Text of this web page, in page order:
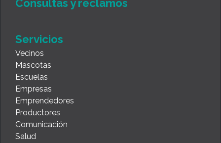
Consultas y reclamos
Servicios
Vecinos
Mascotas
Escuelas
Empresas
Emprendedores
Productores
Comunicación
Salud